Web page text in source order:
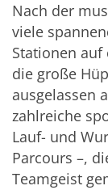
Nach der
viele
Stationen
die große
ausgelassen
zahlreiche
Lauf- und
Parcours –,
Teamgeist